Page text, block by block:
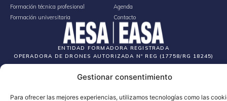
Gestionar consentimiento
Para ofrecer las mejores experiencias, utilizamos tecnologías como las
Formación técnica profesional
Formación universitaria
Agenda
Contacto
ENTIDAD FORMADORA REGISTRADA
OPERADORA DE DRONES AUTORIZADA Nº REG (17758/RG 18245)
POLÍTICA DE COOKIESPOLÍTICA DE PRIVACIDADTÉRMINOS Y CONDICIONES